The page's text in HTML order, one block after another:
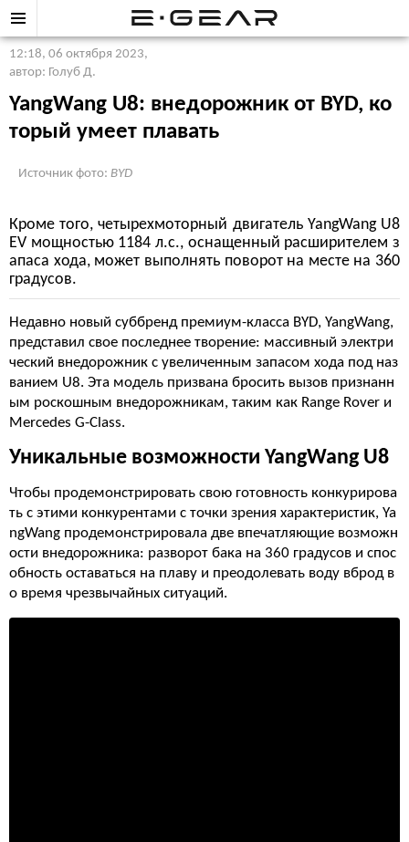
12:18, 06 октября 2023,
автор: Голуб Д.
YangWang U8: внедорожник от BYD, ко
торый умеет плавать
Источник фото: BYD
Кроме того, четырехмоторный двигатель YangWang U8
EV мощностью 1184 л.с., оснащенный расширителем з
апаса хода, может выполнять поворот на месте на 360
градусов.
Недавно новый суббренд премиум-класса BYD, YangWang,
представил свое последнее творение: массивный электри
ческий внедорожник с увеличенным запасом хода под наз
ванием U8. Эта модель призвана бросить вызов признанн
ым роскошным внедорожникам, таким как Range Rover и
Mercedes G-Class.
Уникальные возможности YangWang U8
Чтобы продемонстрировать свою готовность конкурирова
ть с этими конкурентами с точки зрения характеристик, Ya
ngWang продемонстрировала две впечатляющие возможн
ости внедорожника: разворот бака на 360 градусов и спос
обность оставаться на плаву и преодолевать воду вброд в
о время чрезвычайных ситуаций.